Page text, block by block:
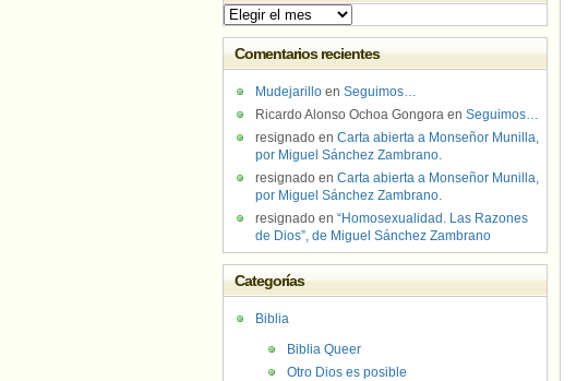
Archivos
Comentarios recientes
Mudejarillo en Seguimos…
Ricardo Alonso Ochoa Gongora en Seguimos…
resignado en Carta abierta a Monseñor Munilla,
por Miguel Sánchez Zambrano.
resignado en Carta abierta a Monseñor Munilla,
por Miguel Sánchez Zambrano.
resignado en “Homosexualidad. Las Razones
de Dios”, de Miguel Sánchez Zambrano
Categorías
Biblia
Biblia Queer
Otro Dios es posible